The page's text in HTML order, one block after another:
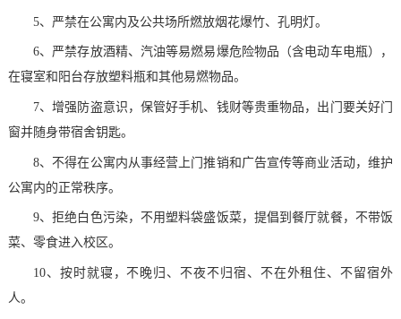
5、严禁在公寓内及公共场所燃放烟花爆竹、孔明灯。
6、严禁存放酒精、汽油等易燃易爆危险物品（含电动车电瓶），
在寝室和阳台存放塑料瓶和其他易燃物品。
7、增强防盗意识，保管好手机、钱财等贵重物品，出门要关好门
窗并随身带宿舍钥匙。
8、不得在公寓内从事经营上门推销和广告宣传等商业活动，维护
公寓内的正常秩序。
9、拒绝白色污染，不用塑料袋盛饭菜，提倡到餐厅就餐，不带饭
菜、零食进入校区。
10、按时就寝，不晚归、不夜不归宿、不在外租住、不留宿外
人。